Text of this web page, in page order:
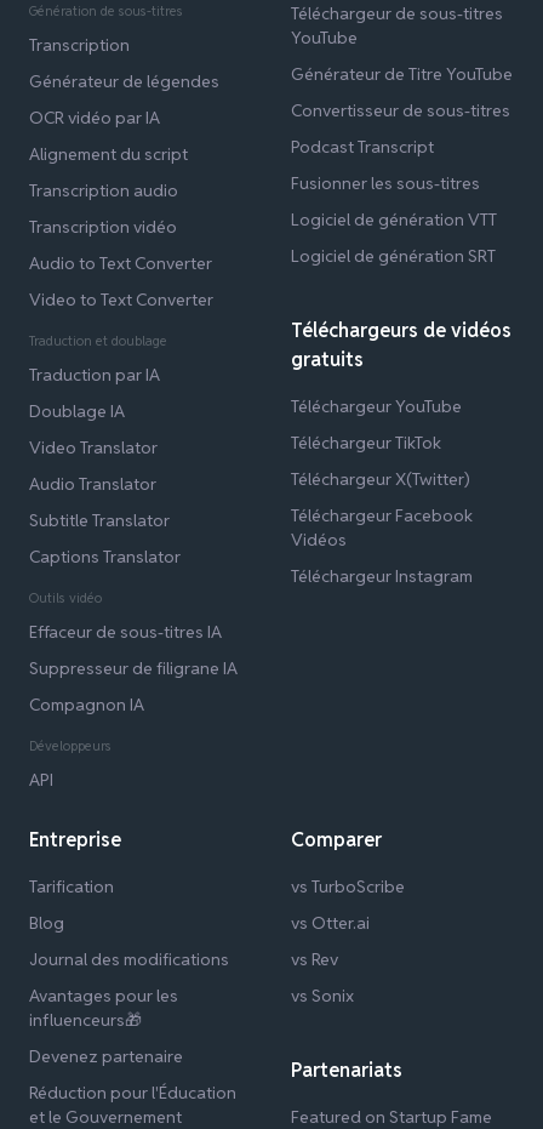
Génération de sous-titres
Transcription
Générateur de légendes
OCR vidéo par IA
Alignement du script
Transcription audio
Transcription vidéo
Audio to Text Converter
Video to Text Converter
Traduction et doublage
Traduction par IA
Doublage IA
Video Translator
Audio Translator
Subtitle Translator
Captions Translator
Outils vidéo
Effaceur de sous-titres IA
Suppresseur de filigrane IA
Compagnon IA
Développeurs
API
Téléchargeur de sous-titres
YouTube
Générateur de Titre YouTube
Convertisseur de sous-titres
Podcast Transcript
Fusionner les sous-titres
Logiciel de génération VTT
Logiciel de génération SRT
Téléchargeurs de vidéos
gratuits
Téléchargeur YouTube
Téléchargeur TikTok
Téléchargeur X(Twitter)
Téléchargeur Facebook
Vidéos
Téléchargeur Instagram
Entreprise
Tarification
Blog
Journal des modifications
Avantages pour les
influenceurs🎁
Devenez partenaire
Réduction pour l'Éducation
et le Gouvernement
Comparer
vs TurboScribe
vs Otter.ai
vs Rev
vs Sonix
Partenariats
Featured on Startup Fame